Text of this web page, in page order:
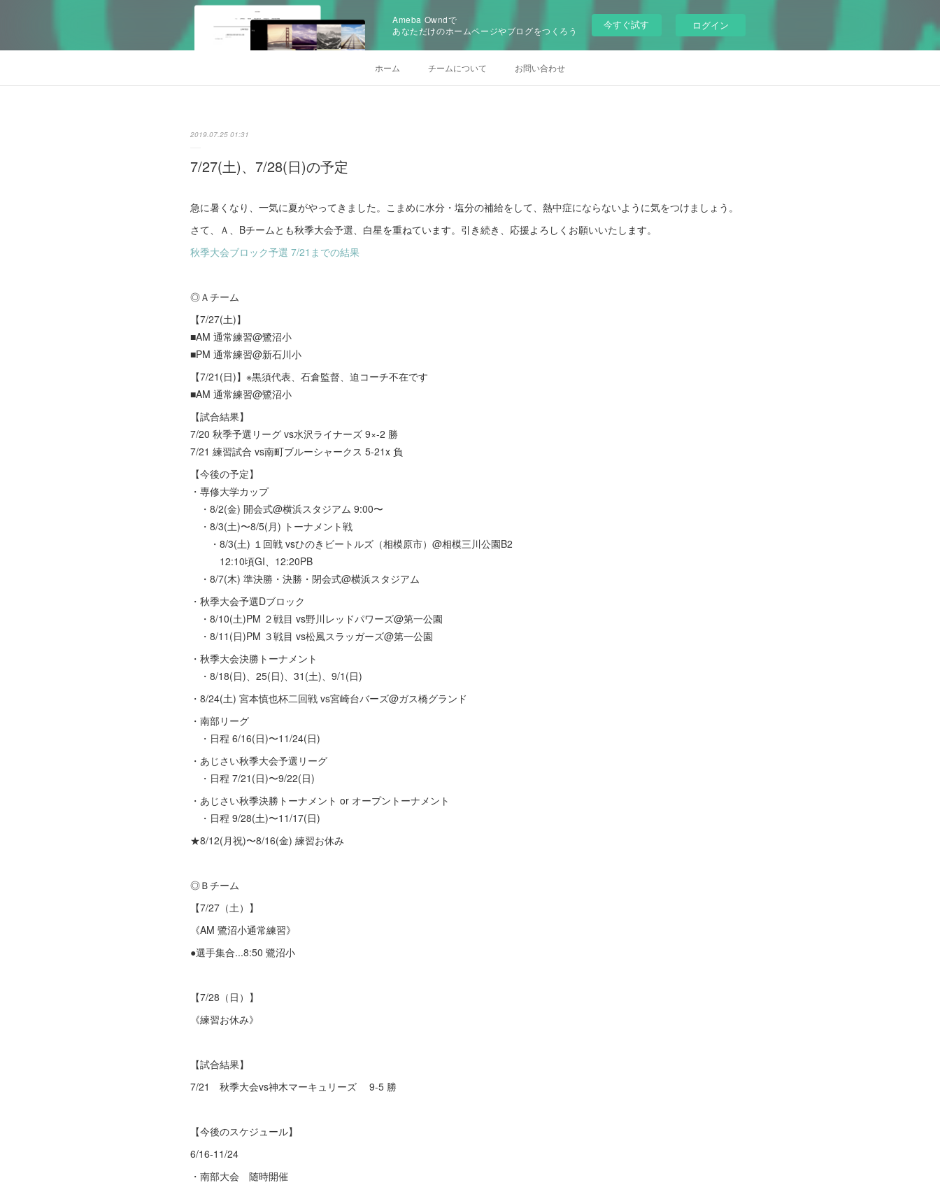
Ameba Owndで
あなただけのホームページやブログをつくろう
今すぐ試す ログイン
ホーム チームについて お問い合わせ
2019.07.25 01:31
7/27(土)、7/28(日)の予定
急に暑くなり、一気に夏がやってきました。こまめに水分・塩分の補給をして、熱中症にならないように気をつけましょう。
さて、Ａ、Bチームとも秋季大会予選、白星を重ねています。引き続き、応援よろしくお願いいたします。
秋季大会ブロック予選 7/21までの結果
◎Ａチーム
【7/27(土)】
■AM 通常練習@鷺沼小
■PM 通常練習@新石川小
【7/21(日)】※黒須代表、石倉監督、迫コーチ不在です
■AM 通常練習@鷺沼小
【試合結果】
7/20 秋季予選リーグ vs水沢ライナーズ 9×-2 勝
7/21 練習試合 vs南町ブルーシャークス 5-21x 負
【今後の予定】
・専修大学カップ
・8/2(金) 開会式@横浜スタジアム 9:00〜
・8/3(土)〜8/5(月) トーナメント戦
・8/3(土) １回戦 vsひのきビートルズ（相模原市）@相模三川公園B2
12:10頃GI、12:20PB
・8/7(木) 準決勝・決勝・閉会式@横浜スタジアム
・秋季大会予選Dブロック
・8/10(土)PM ２戦目 vs野川レッドパワーズ@第一公園
・8/11(日)PM ３戦目 vs松風スラッガーズ@第一公園
・秋季大会決勝トーナメント
・8/18(日)、25(日)、31(土)、9/1(日)
・8/24(土) 宮本慎也杯二回戦 vs宮崎台バーズ@ガス橋グランド
・南部リーグ
・日程 6/16(日)〜11/24(日)
・あじさい秋季大会予選リーグ
・日程 7/21(日)〜9/22(日)
・あじさい秋季決勝トーナメント or オープントーナメント
・日程 9/28(土)〜11/17(日)
★8/12(月祝)〜8/16(金) 練習お休み
◎Ｂチーム
【7/27（土）】
《AM 鷺沼小通常練習》
●選手集合...8:50 鷺沼小
【7/28（日）】
《練習お休み》
【試合結果】
7/21 秋季大会vs神木マーキュリーズ 9-5 勝
【今後のスケジュール】
6/16-11/24
・南部大会 随時開催